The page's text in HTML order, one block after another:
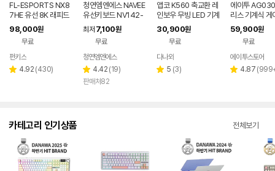
FL-ESPORTS NX8
7HE 유선 8K 래피드
트리거 자석축 키보드
민트 블랙, 저소음스톰
98,000원
무료
페이
펀키스
별 4.92 리
(430)
청연엠엔에스 NAVEE
유선키보드 NV142-
KB15U 저소음 슬림
블랙
최저 7,100원
무료
청연엠엔에스
별
점
4.42 리
뷰
(19)
판매처82
앱코 K560 축교환 레
인보우 무빙 LED 기계
식 블랙 (적축)
30,900원
무료
페이
다나와
별 5 리
(3)
에이투
리스 기계식 게
보드 적축, 갈축
59,900원
무료
에이투스토어
별 4.87 리
(
카테고리 인기상품 전체보기